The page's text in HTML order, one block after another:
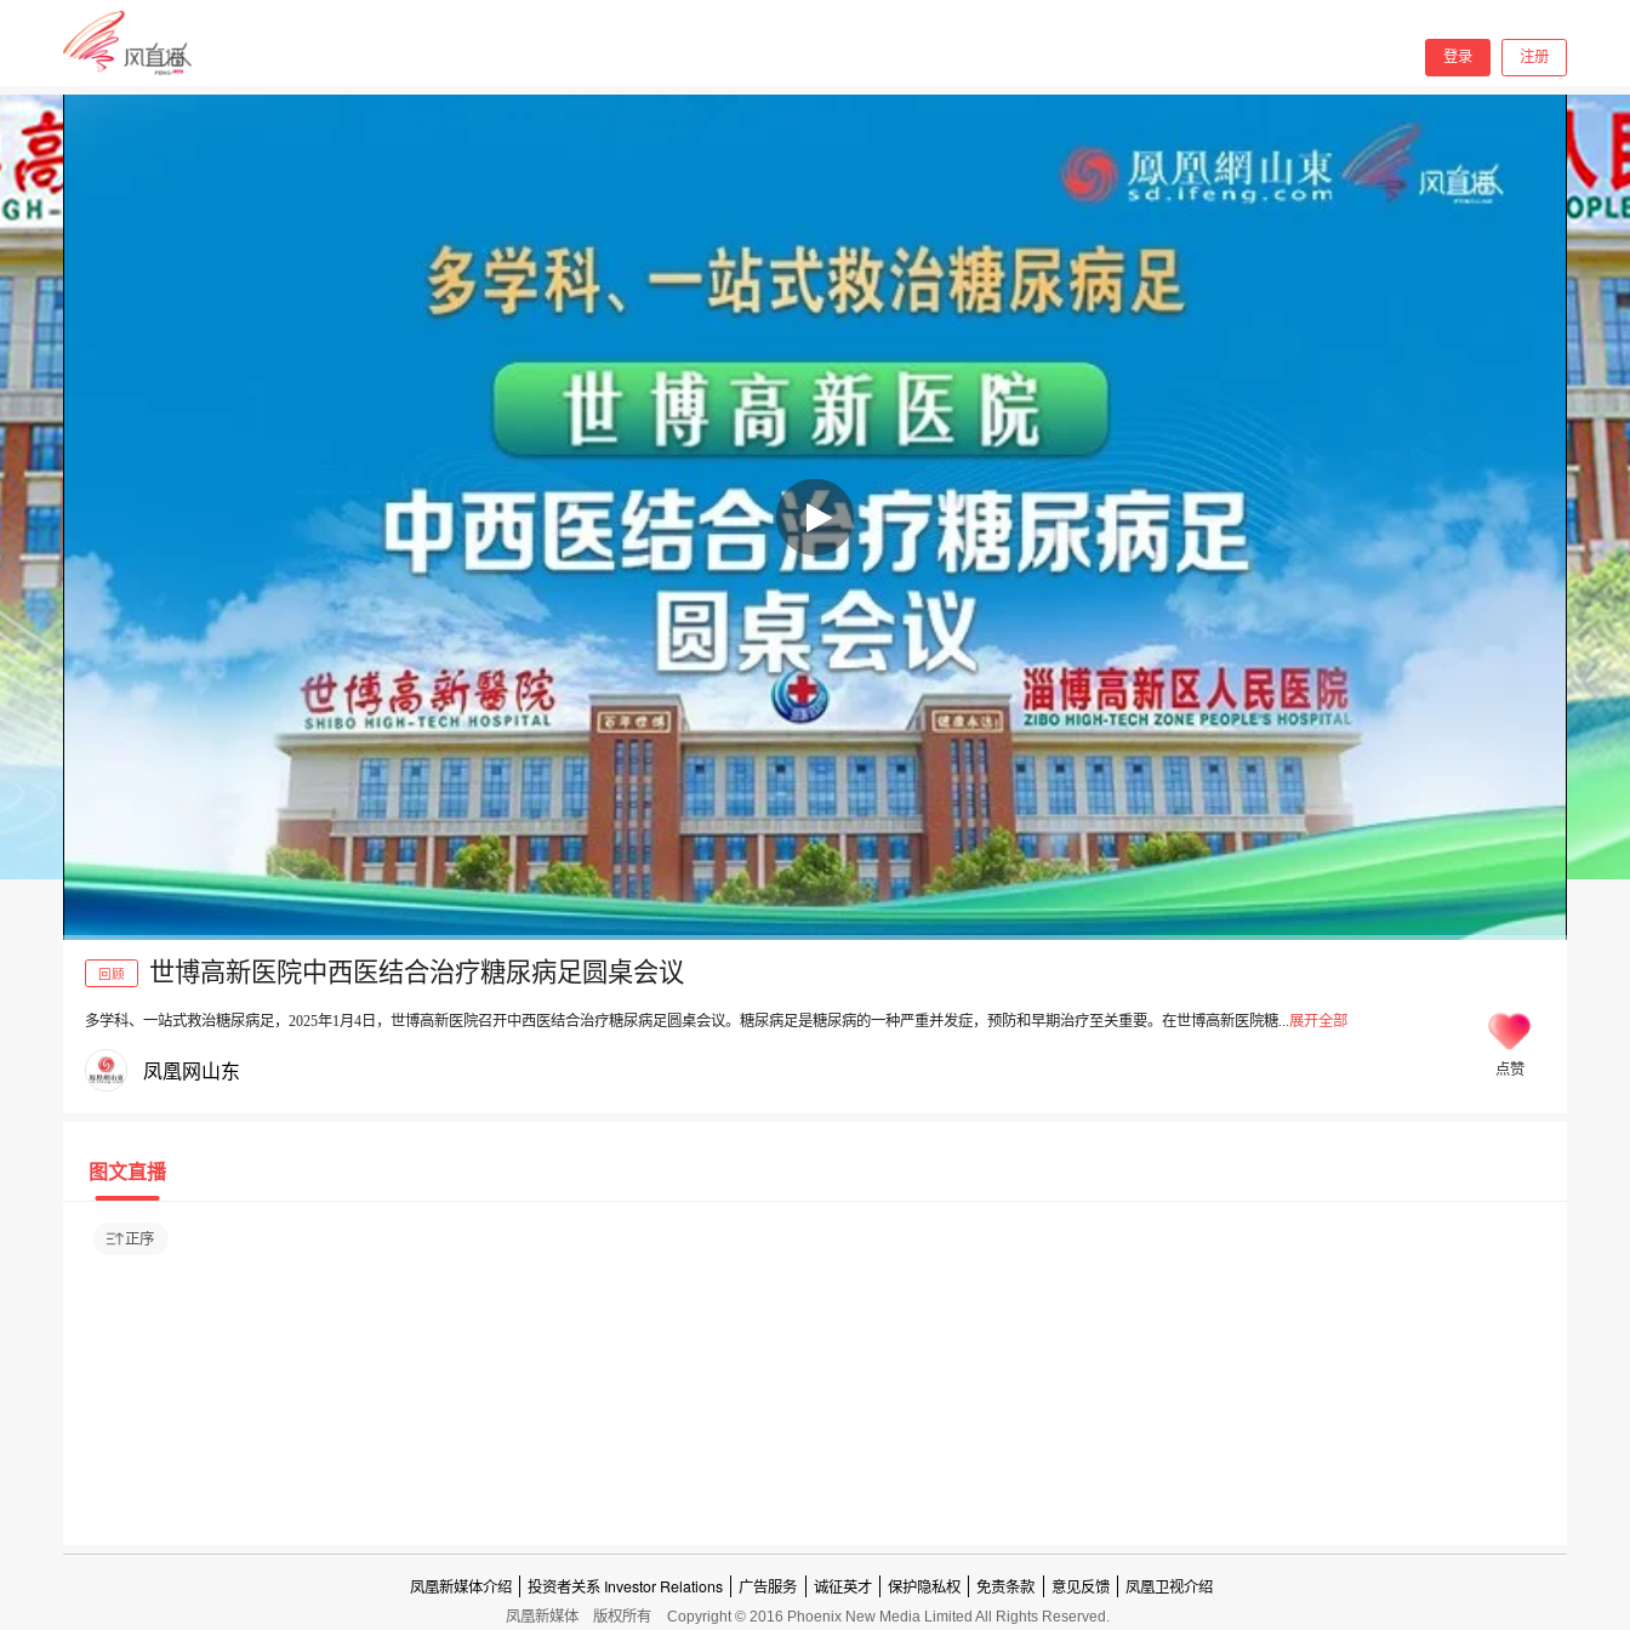
登录 注册
00:00
回顾 世博高新医院中西医结合治疗糖尿病足圆桌会议
多学科、一站式救治糖尿病足，2025年1月4日，世博高新医院召开中西医结合治疗糖尿病足圆桌会议。糖尿病足是糖尿病的一种严重并发症，预防和早期治疗至关重要。在世博高新医院糖... 展开全部
凤凰网山东 点赞
图文直播
正序
凤凰新媒体介绍 投资者关系 Investor Relations 广告服务 诚征英才 保护隐私权 免责条款 意见反馈 凤凰卫视介绍
凤凰新媒体 版权所有 Copyright © 2016 Phoenix New Media Limited All Rights Reserved.